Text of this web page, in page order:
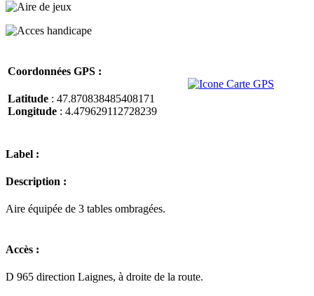
Coordonnées GPS :
Latitude : 47.870838485408171
Longitude : 4.479629112728239
Label :
Description :
Aire équipée de 3 tables ombragées.
Accès :
D 965 direction Laignes, à droite de la route.